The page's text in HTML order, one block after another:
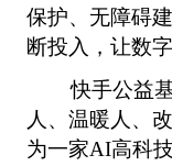
保护、无障碍
断投入，让数
快手公益基
人、温暖人、
为一家AI高科